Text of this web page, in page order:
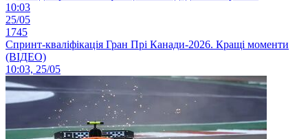
10:03
25/05
1745
Спринт-кваліфікація Гран Прі Канади-2026. Кращі моменти
(ВІДЕО)
10:03, 25/05